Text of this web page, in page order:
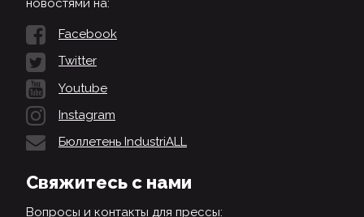
новостями на:
Facebook
Twitter
Youtube
Instagram
Бюллетень IndustriALL
Свяжитесь с нами
Вопросы и контакты для прессы: